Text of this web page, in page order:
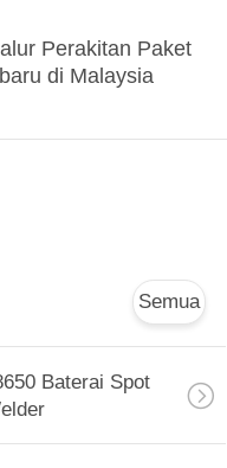
Perakitan Paket
di Malaysia
Semua
Baterai Spot